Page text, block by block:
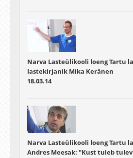
Narva Lasteülikooli loeng Tartu
lastekirjanik Mika Keränen
18.03.14
Narva Lasteülikooli loeng Tartu
Andres Meesak: "Kust tuleb